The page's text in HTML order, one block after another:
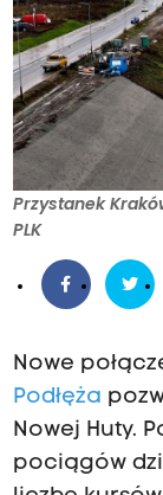
Przystanek
PLK
Nowe
Podłęża
Nowej Huty.
pociągów